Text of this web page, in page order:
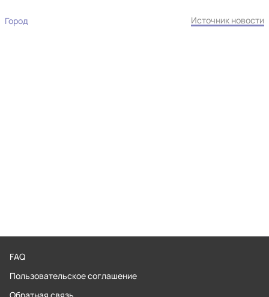
Город Источник новости
FAQ
Пользовательское соглашение